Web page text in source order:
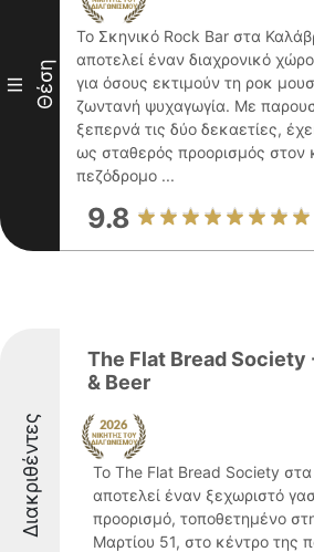
III Θέση
Το Σκηνικό Rock Bar στα
αποτελεί έναν διαχρονικό
για όσους εκτιμούν τη ροκ
ζωντανή ψυχαγωγία. Με
ξεπερνά τις δύο δεκαετίες,
ως σταθερός προορισμός στον
πεζόδρομο ...
9.8
Διακριθέντες
The Flat Bread Society
& Beer
Το The Flat Bread Society
αποτελεί έναν ξεχωριστό
προορισμό, τοποθετημένο
Μαρτίου 51, στο κέντρο της